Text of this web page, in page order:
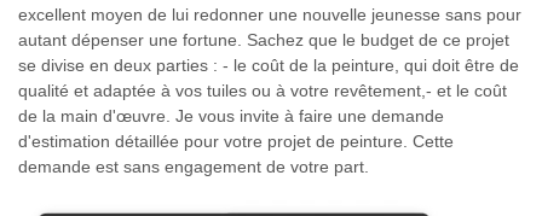
excellent moyen de lui redonner une nouvelle jeunesse sans pour
autant dépenser une fortune. Sachez que le budget de ce projet
se divise en deux parties : - le coût de la peinture, qui doit être de
qualité et adaptée à vos tuiles ou à votre revêtement,- et le coût
de la main d'œuvre. Je vous invite à faire une demande
d'estimation détaillée pour votre projet de peinture. Cette
demande est sans engagement de votre part.